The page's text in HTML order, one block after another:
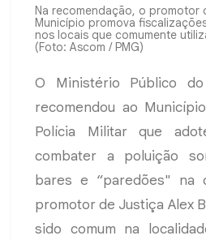
Na recomendação, o promotor
Município promova
nos locais que comumente
(Foto: Ascom / PMG)
O Ministério Público
recomendou ao
Polícia Militar que
combater a poluição
bares e “paredões" na
promotor de Justiça Alex
sido comum na